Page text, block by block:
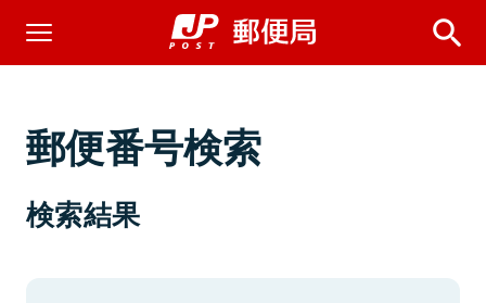
郵便番号検索
検索結果